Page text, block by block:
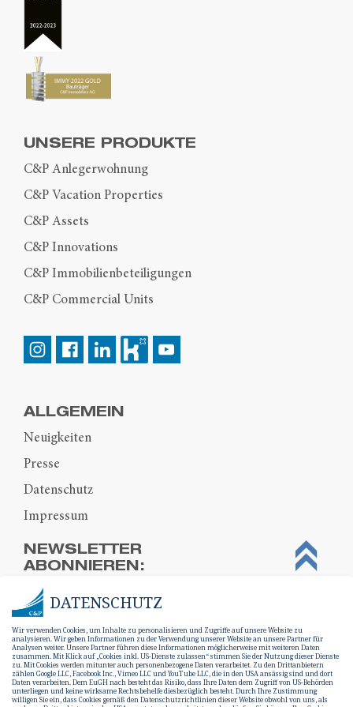
UNSERE PRODUKTE
C&P Anlegerwohnung
C&P Vacation Properties
C&P Assets
C&P Innovations
C&P Immobilienbeteiligungen
C&P Commercial Units
ALLGEMEIN
Neuigkeiten
Presse
Datenschutz
Impressum
NEWSLETTER
ABONNIEREN:
DATENSCHUTZ
Wir verwenden Cookies, um Inhalte zu personalisieren und Zugriffe auf unsere Website zu
analysieren. Wir geben Informationen zu der Verwendung unserer Website an unsere Partner für
Analysen weiter. Unsere Partner führen diese Informationen möglicherweise mit weiteren Daten
zusammen. Mit Klick auf „Cookies inkl. US-Dienste zulassen“ stimmen Sie der Nutzung dieser Dienste
zu. Mit Cookies werden mitunter auch personenbezogene Daten verarbeitet. Zu den Drittanbietern
zählen Google LLC, Facebook Inc., Vimeo LLC und YouTube LLC, die in den USA ansässig sind und dort
Daten verarbeiten. Dem EuGH nach besteht das Risiko, dass Ihre Daten dem Zugriff von US-Behörden
unterliegen und keine wirksame Rechtsbehelfe diesbezüglich besteht. Durch Ihre Zustimmung
willigen Sie ein, dass Cookies gemäß den Datenschutzrichtlinien dieser Website obwohl von uns, als